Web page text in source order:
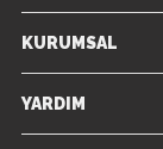
KURUMSAL
YARDIM